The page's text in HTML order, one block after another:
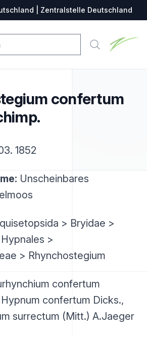
| Zentralstelle Deutschland
Suche
confertum
1852
Unscheinbares
> Bryidae >
>
> Rhynchostegium
confertum
confertum Dicks.,
surrectum (Mitt.) A.Jaeger